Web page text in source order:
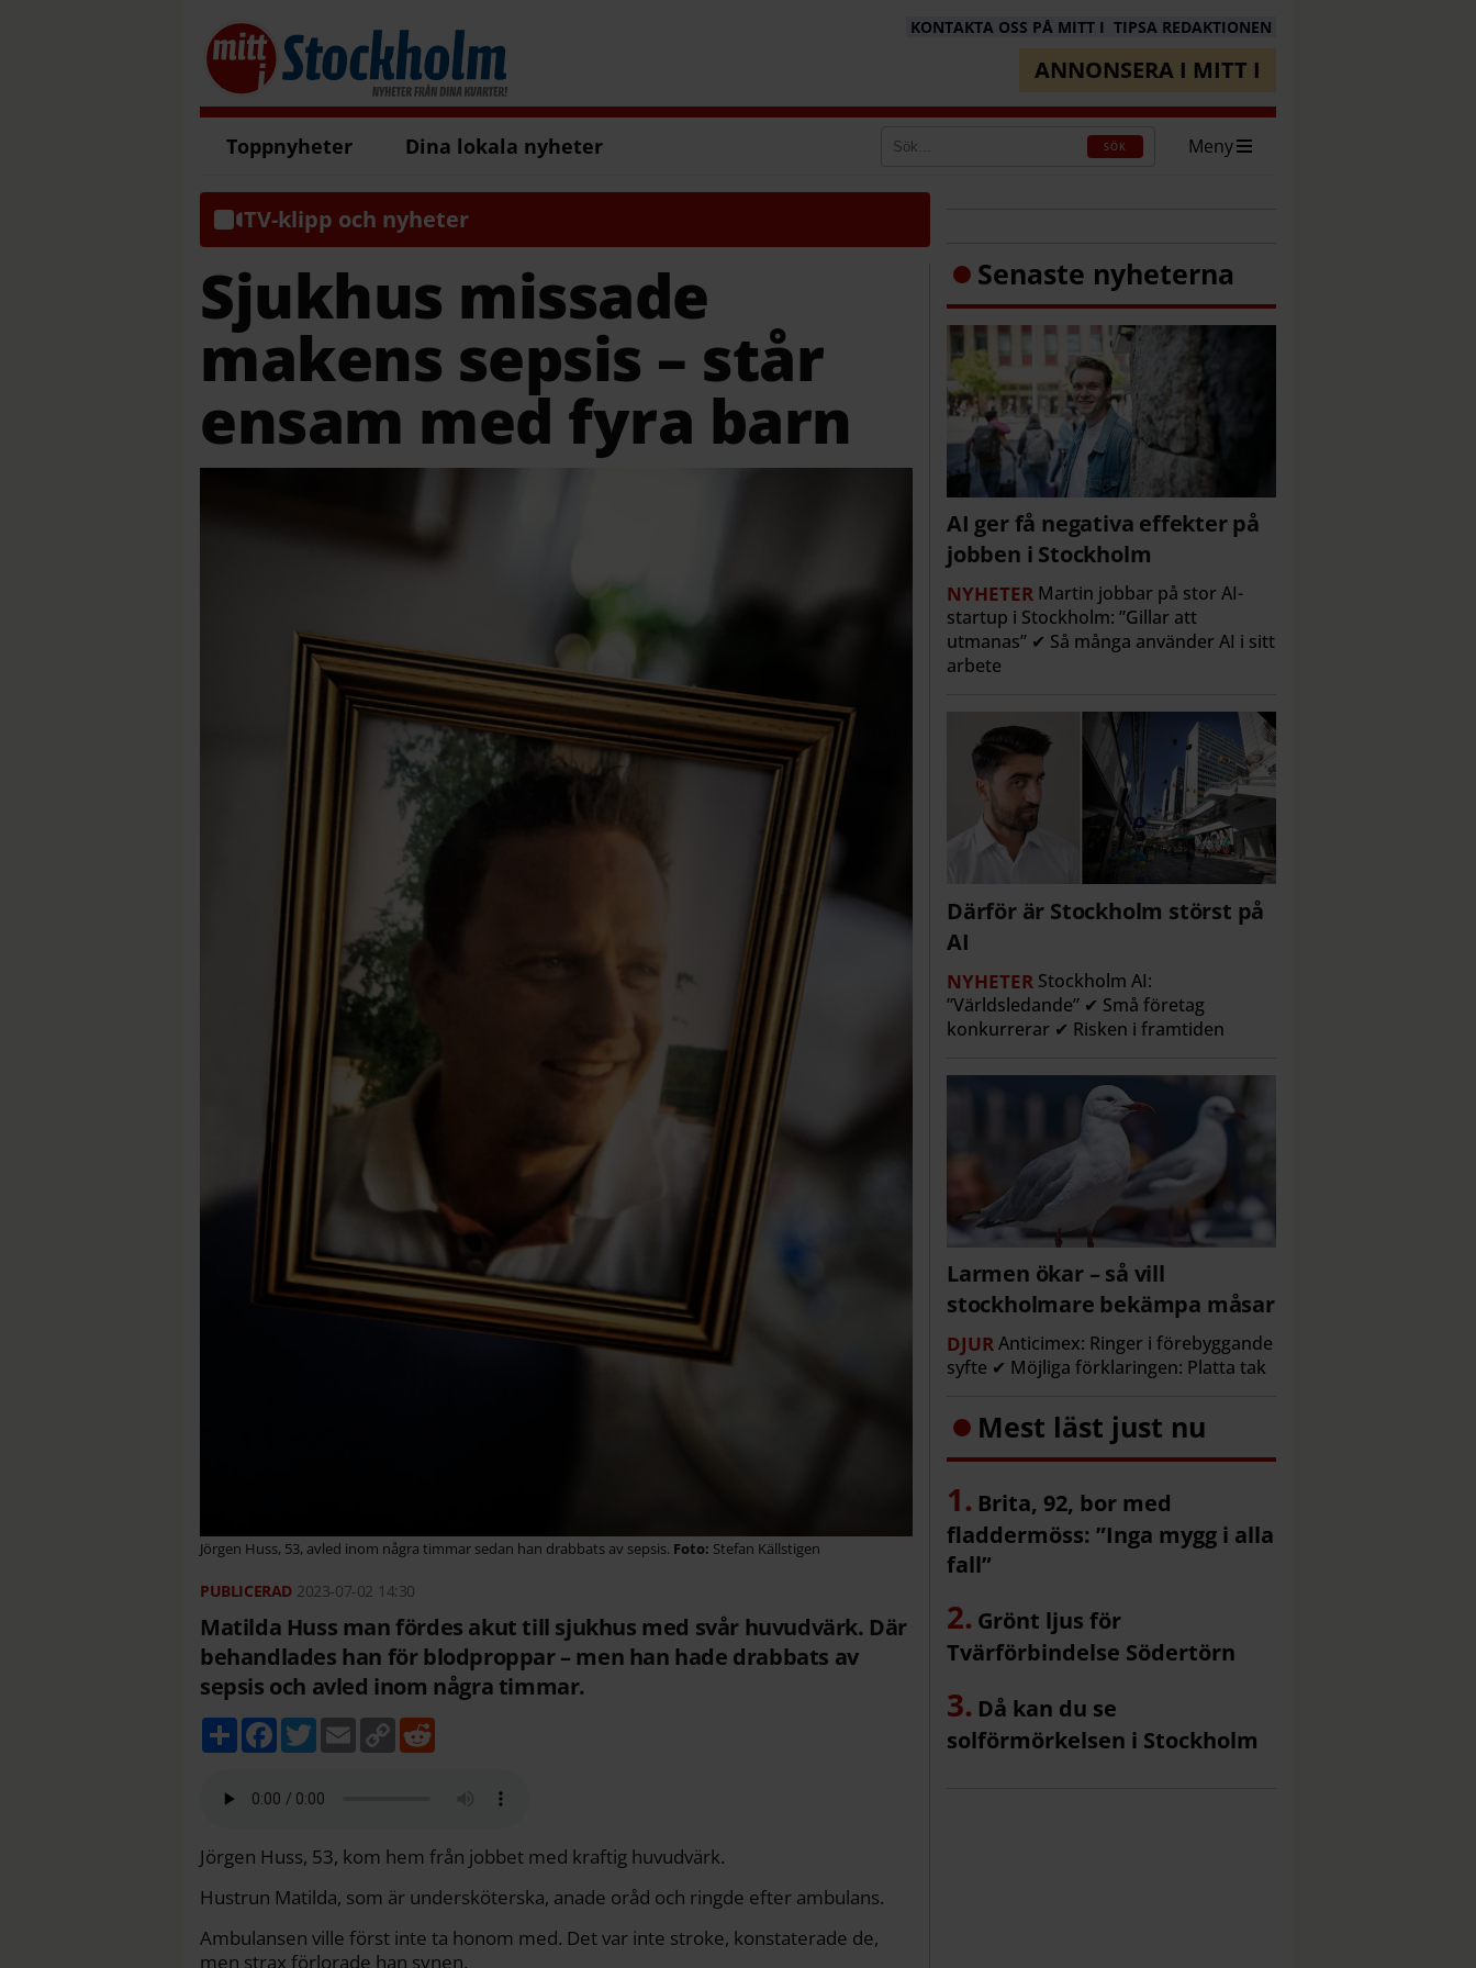
KONTAKTA OSS PÅ MITT I TIPSA REDAKTIONEN
ANNONSERA I MITT I
Toppnyheter Dina lokala nyheter SÖK Meny
TV-klipp och nyheter
Sjukhus missade
makens sepsis – står
ensam med fyra barn
Jörgen Huss, 53, avled inom några timmar sedan han drabbats av sepsis. Stefan Källstigen
2023-07-02 14:30
Matilda Huss man fördes akut till sjukhus med svår huvudvärk. Där
behandlades han för blodproppar – men han hade drabbats av
sepsis och avled inom några timmar.
D
e
F
b
k
T
w
t
E
m
C
o
k
Jörgen Huss, 53, kom hem från jobbet med kraftig huvudvärk.
Hustrun Matilda, som är undersköterska, anade oråd och ringde efter ambulans.
Ambulansen ville först inte ta honom med. Det var inte stroke, konstaterade de,
men strax förlorade han synen.
Senaste nyheterna
AI ger få negativa effekter på
jobben i Stockholm
NYHETER Martin jobbar på stor AI-
startup i Stockholm: ”Gillar att
utmanas” ✔ Så många använder AI i sitt
arbete
Därför är Stockholm störst på
AI
NYHETER Stockholm AI:
”Världsledande” ✔ Små företag
konkurrerar ✔ Risken i framtiden
Larmen ökar – så vill
stockholmare bekämpa måsar
DJURAnticimex: Ringer i förebyggande
syfte ✔ Möjliga förklaringen: Platta tak
Mest läst just nu
Brita, 92, bor med
fladdermöss: ”Inga mygg i alla
fall”
Grönt ljus för
Tvärförbindelse Södertörn
Då kan du se
solförmörkelsen i Stockholm